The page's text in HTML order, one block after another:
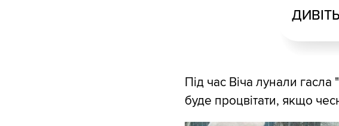
Під час Віча лунали гасла
буде процвітати, якщо